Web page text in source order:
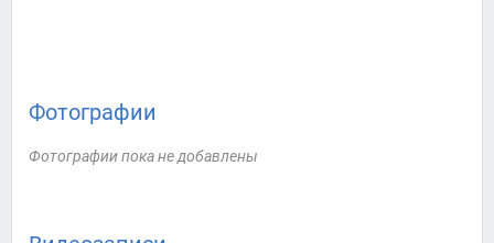
Фотографии
Фотографии пока не добавлены